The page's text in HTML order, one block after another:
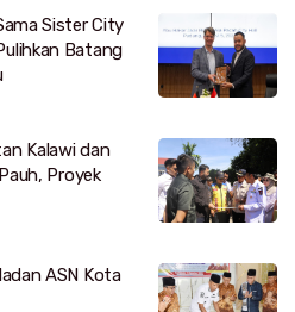
Sister City
Batang
Kalawi dan
Proyek
ASN Kota